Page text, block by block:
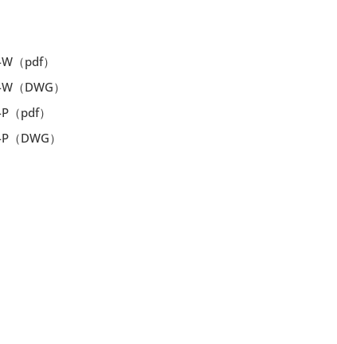
（pdf）
（DWG）
（pdf）
DWG）